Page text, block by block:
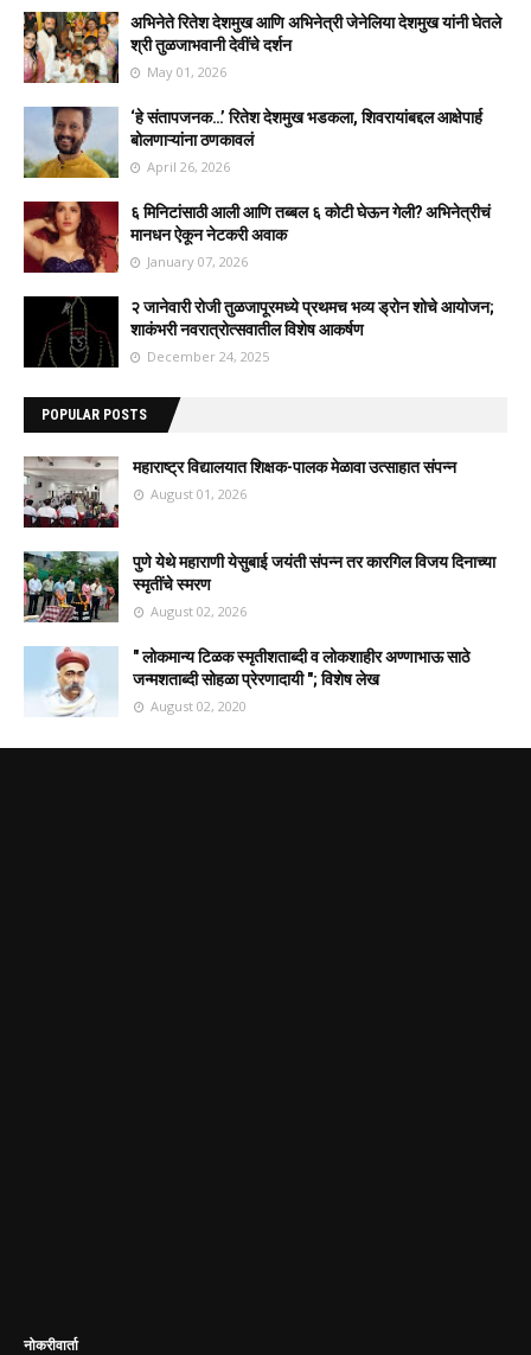
अभिनेते रितेश देशमुख आणि अभिनेत्री जेनेलिया देशमुख यांनी घेतले
श्री तुळजाभवानी देवींचे दर्शन
May 01, 2026
‘हे संतापजनक…’ रितेश देशमुख भडकला, शिवरायांबद्दल आक्षेपार्ह
बोलणाऱ्यांना ठणकावलं
April 26, 2026
६ मिनिटांसाठी आली आणि तब्बल ६ कोटी घेऊन गेली? अभिनेत्रीचं
मानधन ऐकून नेटकरी अवाक
January 07, 2026
२ जानेवारी रोजी तुळजापूरमध्ये प्रथमच भव्य ड्रोन शोचे आयोजन;
शाकंभरी नवरात्रोत्सवातील विशेष आकर्षण
December 24, 2025
POPULAR POSTS
महाराष्ट्र विद्यालयात शिक्षक-पालक मेळावा उत्साहात संपन्न
August 01, 2026
पुणे येथे महाराणी येसुबाई जयंती संपन्न तर कारगिल विजय दिनाच्या
स्मृतींचे स्मरण
August 02, 2026
" लोकमान्य टिळक स्मृतीशताब्दी व लोकशाहीर अण्णाभाऊ साठे
जन्मशताब्दी सोहळा प्रेरणादायी "; विशेष लेख
August 02, 2020
नोकरीवार्ता